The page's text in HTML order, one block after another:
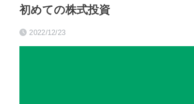
初めての株式投資
2022/12/23